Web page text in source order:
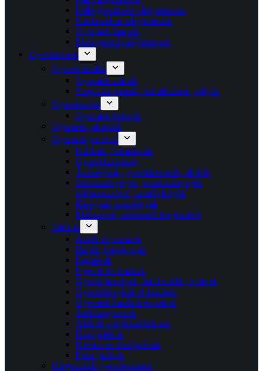
Felfüggeszthető világítótestek
Fürdőszobai világítótestek
Gyermek lámpák
Mennyezeti világítótestek
Gyerekeknek
Gyerek textília
Gyermek zoknik
Szoptatós párnák, babafészkek, pólyák
Gyerekszoba
Gyermek bútorok
Gyermek jelmezek
Gyermekgondozá
Fürdetés, babaápolás
Gyerekbiztonság
Járássegítők, gyerekheverők, ülőkék
Játszószőnyegek, játszőszőnyegek
bébitornázóval, zenélő forgók
Kiságyak, utazóágyak
Mellszívók, szoptatási kiegészítők
Játékok
Autók és vonatok
Babák, babakocsik
Fajátékok
Figurák és állatkák
Gyerekjárművek, futóbiciklik, rollerek
Gyerekkonyhák és házikók
Gyermek házikók és sátrak
Játékhangszerek
Játékok a legkisebbeknek
Kerti játékok
Kreatív és építőjátékok
Plüss játékok
Kiegészítők gyermekeknek